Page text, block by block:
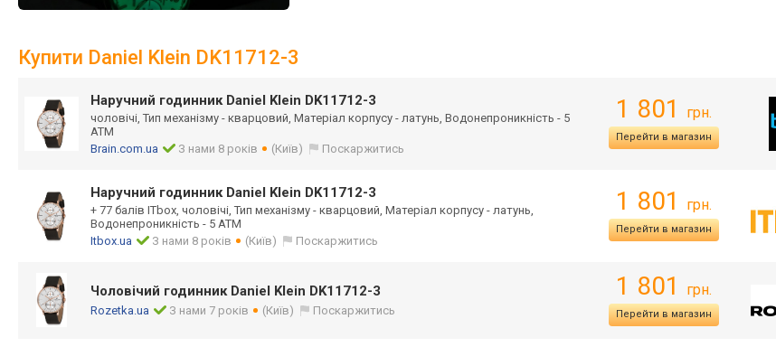
Купити Daniel Klein DK11712-3
Наручний годинник Daniel Klein DK11712-3
чоловічі, Тип механізму - кварцовий, Матеріал корпусу - латунь, Водонепроникність - 5
ATM
Brain.com.ua
З нами 8 років (Київ) Поскаржитись
1 801 грн.
Перейти в магазин
Наручний годинник Daniel Klein DK11712-3
+ 77 балів ITbox, чоловічі, Тип механізму - кварцовий, Матеріал корпусу - латунь,
Водонепроникність - 5 ATM
Itbox.ua
З нами 8 років (Київ) Поскаржитись
1 801 грн.
Перейти в магазин
Чоловічий годинник Daniel Klein DK11712-3
Rozetka.ua З нами 7 років (Київ) Поскаржитись
1 801 грн.
Перейти в магазин